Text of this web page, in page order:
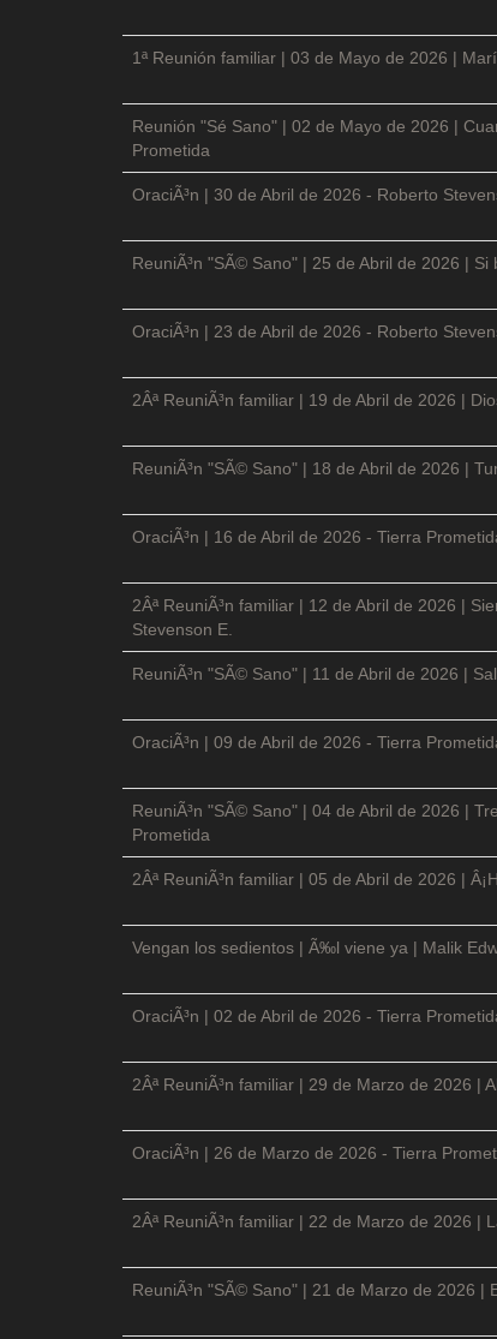
1ª Reunión familiar | 03 de Mayo de 2026 |
Reunión "Sé Sano" | 02 de Mayo de 2026 |
Prometida
OraciÃ³n | 30 de Abril de 2026 - Roberto
ReuniÃ³n "SÃ© Sano" | 25 de Abril de 2026 |
OraciÃ³n | 23 de Abril de 2026 - Roberto
2Âª ReuniÃ³n familiar | 19 de Abril de 2026 |
ReuniÃ³n "SÃ© Sano" | 18 de Abril de 2026 |
OraciÃ³n | 16 de Abril de 2026 - Tierra
2Âª ReuniÃ³n familiar | 12 de Abril de 2026 |
Stevenson E.
ReuniÃ³n "SÃ© Sano" | 11 de Abril de 2026 |
OraciÃ³n | 09 de Abril de 2026 - Tierra
ReuniÃ³n "SÃ© Sano" | 04 de Abril de 2026 |
Prometida
2Âª ReuniÃ³n familiar | 05 de Abril de 2026 |
Vengan los sedientos | Ã‰l viene ya | Malik
OraciÃ³n | 02 de Abril de 2026 - Tierra
2Âª ReuniÃ³n familiar | 29 de Marzo de 2026 |
OraciÃ³n | 26 de Marzo de 2026 - Tierra
2Âª ReuniÃ³n familiar | 22 de Marzo de 2026 |
ReuniÃ³n "SÃ© Sano" | 21 de Marzo de 2026 |